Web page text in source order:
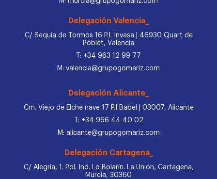
Delegación Valencia_
C/ Sequia de Tormos 16 P.I. Invasa | 46930 Quart de
Poblet, Valencia
T: +34 963 12 99 77
M: valencia@grupogomariz.com
Delegación Alicante_
Cm. Viejo de Elche nave 17 P.I Babel | 03007, Alicante
T: +34 966 44 40 02
M: alicante@grupogomariz.com
Delegación Cartagena_
C/ Alegría, 1. Pol. Ind. Lo Bolarín. La Unión, Cartagena,
Murcia, 30360